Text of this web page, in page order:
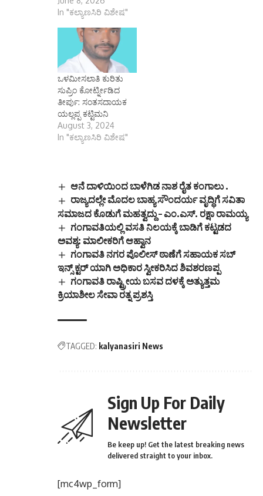
In "ಕಲ್ಯಾಣಸಿರಿ ವಿಶೇಷ"
ಒಳಮೀಸಲಾತಿ ಕುರಿತು
ಸುಪ್ರಿಂ ಕೋರ್ಟ್ನೀಡಿದ
ತೀರ್ಪು: ಸಂತಸದಾಯಕ
ಯಲ್ಲಪ್ಪ ಕಟ್ಟಿಮನಿ
August 3, 2024
In "ಕಲ್ಯಾಣಸಿರಿ ವಿಶೇಷ"
ಆನೆ ದಾಳಿಯಿಂದ ಬಾಳೆಗಿಡ ನಾಶ ರೈತ ಕಂಗಾಲು .
ರಾಜ್ಯದಲ್ಲೇ ಮೊದಲ ಬಾಹ್ಯ ಸೌಂದರ್ಯ ವೃದ್ಧಿಗೆ ಸವಿತಾ
ಸಮಾಜದ ಕೊಡುಗೆ ಮಹತ್ವದ್ದು – ಎಂ.ಎಸ್. ರಕ್ಷಾ ರಾಮಯ್ಯ
ಗಂಗಾವತಿಯಲ್ಲಿ ವಸತಿ ನಿಲಯಕ್ಕೆ ಬಾಡಿಗೆ ಕಟ್ಟಡದ
ಅವಶ್ಯ: ಮಾಲೀಕರಿಗೆ ಆಹ್ವಾನ
ಗಂಗಾವತಿ ನಗರ ಪೊಲೀಸ್ ಠಾಣೆಗೆ ಸಹಾಯಕ ಸಬ್
ಇನ್ಸ್ ಕ್ಟರ್ ಯಾಗಿ ಅಧಿಕಾರ ಸ್ವೀಕರಿಸಿದ ಶಿವಶರಣಪ್ಪ
ಗಂಗಾವತಿ ರಾಷ್ಟ್ರೀಯ ಬಸವ ದಳಕ್ಕೆ ಅತ್ಯುತ್ತಮ
ಕ್ರಿಯಾಶೀಲ ಸೇವಾ ರತ್ನ ಪ್ರಶಸ್ತಿ
TAGGED: kalyanasiri News
Sign Up For Daily
Newsletter
Be keep up! Get the latest breaking news
delivered straight to your inbox.
[mc4wp_form]